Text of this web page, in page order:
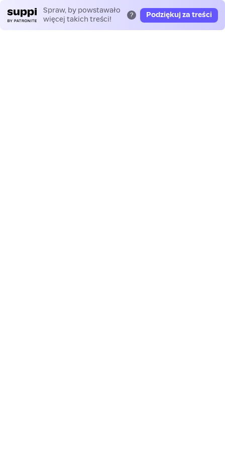
Spraw, by powstawało
więcej takich treści!
? Podziękuj za treści